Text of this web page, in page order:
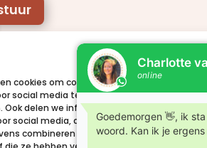
Koekje erbij?
cookies om content en advertenties te
social media te bieden en om ons
Ook delen we informatie over uw gebruik van
social media, adverteren en analyse. Deze
combineren met andere informatie die u